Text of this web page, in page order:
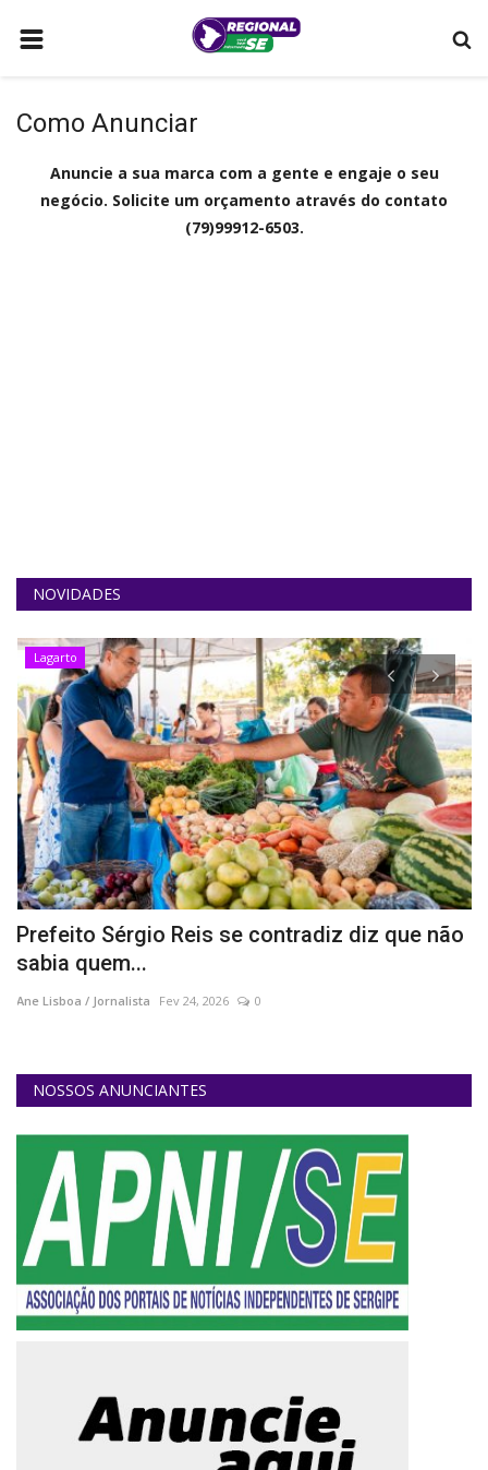
LAGARTO
POLÍTICA
SERGIPE
REGISTO
Como Anunciar
Anuncie a sua marca com a gente e engaje o seu
negócio. Solicite um orçamento através do contato
(79)99912-6503.
NOVIDADES
Lagarto
Prefeito Sérgio Reis se contradiz diz que não
sabia quem...
Ane Lisboa / Jornalista Fev 24, 2026 0
NOSSOS ANUNCIANTES